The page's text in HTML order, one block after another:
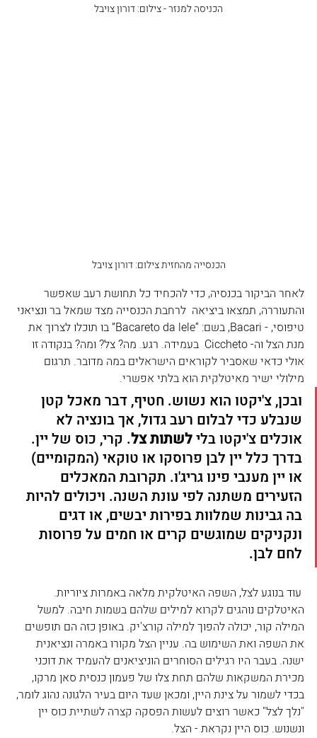
הכניסה למנזר - צילום: דורון צויבל
הכנסייה מהחזית צילום: דורון צויבל
לאחר הביקור בכנסיה, כדי להכחיד כל תחושת רעב שאפשר
והתעוררה, תמצאו ביציאה  לרחבת הכנסייה מצד שמאל בר ונציאני
טיפוסי, - Bacari, בשם: “Bacareto da lele” בו תוכלו לצרוך את
מנת הצל וה- Ciccheto  בעמידה. רגע. מה? צל? ומה? בנקודה זו
אולי כדאי שאסביר לקוראים הישראלים במה מדובר. תרגום
מילולי ישיר מאיטלקית הוא בלתי אפשרי.
ובכן, צ'יקטו הוא נשוש. חטיף, דבר מאכל קטן
שנבלע כדי לבלום רעב גדול, אך בונציה לא
אוכלים צ'יקטו בלי לשתות צל. קרי, כוס של יין.
בדרך כלל יין לבן פרוסקו או טוקאי (המקומיים)
או יין מענבי פינו גריג'ו. תקרובת המאכלים
הזעירים משתנה לפי עונת השנה. ויכולים להיות
בה גבינות שמלוות בפירות יבשים, או דגים
ונקניקים שמוגשים קרים או חמים על פרוסות
לחם לבן.
עוד בנוגע לצל, השפה האיטלקית מלאה באמרות ציוריות.
האיטלקים נוהגים לקרוא למילים שלהם בשמות חיבה. למשל
המילה קור, יכולה להפוך למילה קורצ'יק. באופן כזה הם תופשים
את השפה ואת השימוש בה. עניין הצל מקורו באמרה ונציאנית
ישנה. בעבר היו רגילים הסוחרים הוניציאנים להעמיד את דוכני
מכירת המשקאות שלהם תחת צלו של פעמון כנסית סאן מרקו,
בכדי לשמור על צינת היין, ומכאן שעד היום בעיר הלגונה נהוג לומר,
"נלך לצל" כאשר רוצים לעשות הפסקה קצרה לשתיית כוס יין
ונשנוש. כוס היין נקראת - הצל.